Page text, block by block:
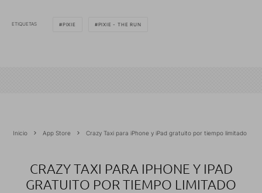
ETIQUETAS PIXIE PIXIE - THE RUN
Inicio App Store Crazy Taxi para iPhone y iPad gratuito por tiempo limitado
CRAZY TAXI PARA IPHONE Y IPAD
GRATUITO POR TIEMPO LIMITADO